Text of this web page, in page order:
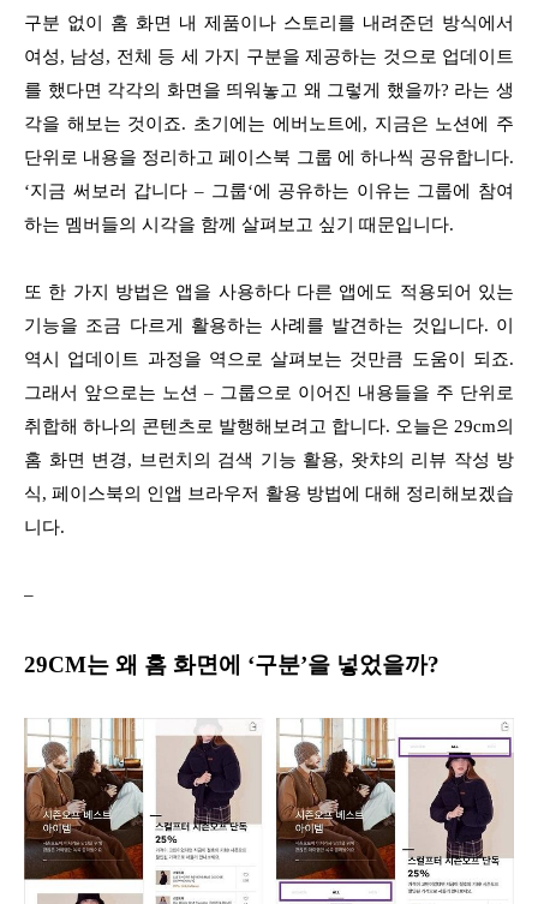
구분 없이 홈 화면 내 제품이나 스토리를 내려준던 방식에서
여성, 남성, 전체 등 세 가지 구분을 제공하는 것으로 업데이트
를 했다면 각각의 화면을 띄워놓고 왜 그렇게 했을까? 라는 생
각을 해보는 것이죠. 초기에는 에버노트에, 지금은 노션에 주
단위로 내용을 정리하고 페이스북 그룹 에 하나씩 공유합니다.
‘지금 써보러 갑니다 – 그룹‘에 공유하는 이유는 그룹에 참여
하는 멤버들의 시각을 함께 살펴보고 싶기 때문입니다.
또 한 가지 방법은 앱을 사용하다 다른 앱에도 적용되어 있는
기능을 조금 다르게 활용하는 사례를 발견하는 것입니다. 이
역시 업데이트 과정을 역으로 살펴보는 것만큼 도움이 되죠.
그래서 앞으로는 노션 – 그룹으로 이어진 내용들을 주 단위로
취합해 하나의 콘텐츠로 발행해보려고 합니다. 오늘은 29cm의
홈 화면 변경, 브런치의 검색 기능 활용, 왓챠의 리뷰 작성 방
식, 페이스북의 인앱 브라우저 활용 방법에 대해 정리해보겠습
니다.
–
29CM는 왜 홈 화면에 ‘구분’을 넣었을까?